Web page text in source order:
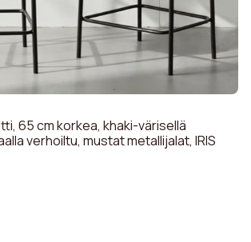
65 cm korkea, khaki-värisellä
verhoiltu, mustat metallijalat, IRIS